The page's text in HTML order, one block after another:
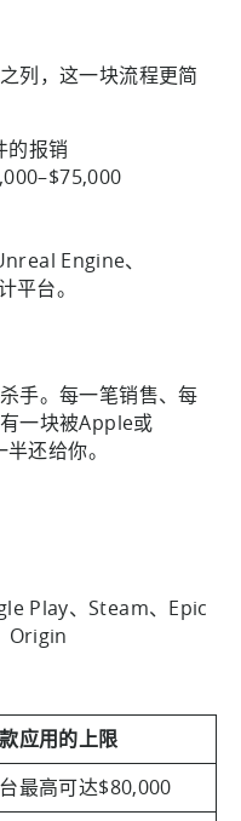
列，这一块流程更简
的报销
Engine、
平台。
手。每一笔销售、每
一块被Apple或
还给你。
Play、Steam、Epic
Origin
应用的上限
最高可达$80,000